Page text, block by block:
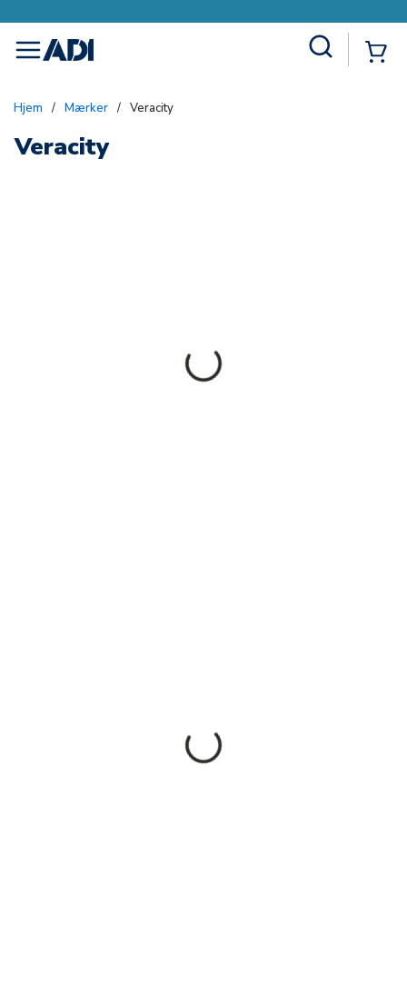
menu
Hjem / Mærker / Veracity
Veracity